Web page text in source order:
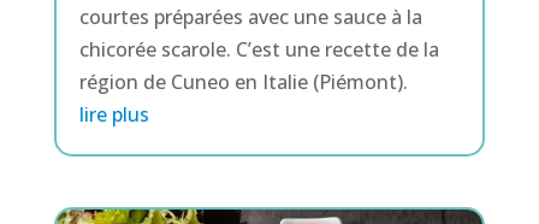
courtes préparées avec une sauce à la
chicorée scarole. C’est une recette de la
région de Cuneo en Italie (Piémont).
lire plus